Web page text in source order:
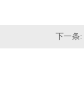
下一条: